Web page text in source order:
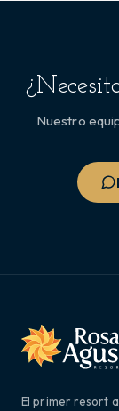
Nuestro
El primer resort